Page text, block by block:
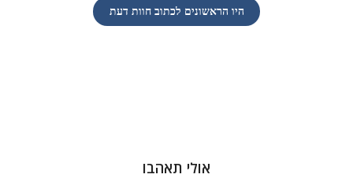
היו הראשונים לכתוב חוות דעת
אולי תאהבו